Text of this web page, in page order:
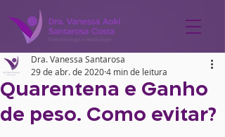
Quarentena e Ganho
de peso. Como evitar?
Dra. Vanessa Santarosa
29 de abr. de 20204 min de leitura